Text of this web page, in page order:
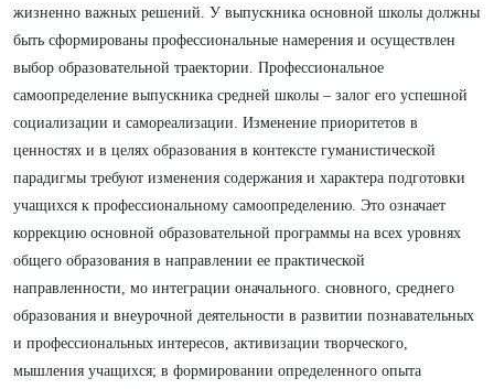
жизненно важных решений. У выпускника основной школы должны
быть сформированы профессиональные намерения и осуществлен
выбор образовательной траектории. Профессиональное
самоопределение выпускника средней школы – залог его успешной
социализации и самореализации. Изменение приоритетов в
ценностях и в целях образования в контексте гуманистической
парадигмы требуют изменения содержания и характера подготовки
учащихся к профессиональному самоопределению. Это означает
коррекцию основной образовательной программы на всех уровнях
общего образования в направлении ее практической
направленности, мо интеграции оначального. сновного, среднего
образования и внеурочной деятельности в развитии познавательных
и профессиональных интересов, активизации творческого,
мышления учащихся; в формировании определенного опыта